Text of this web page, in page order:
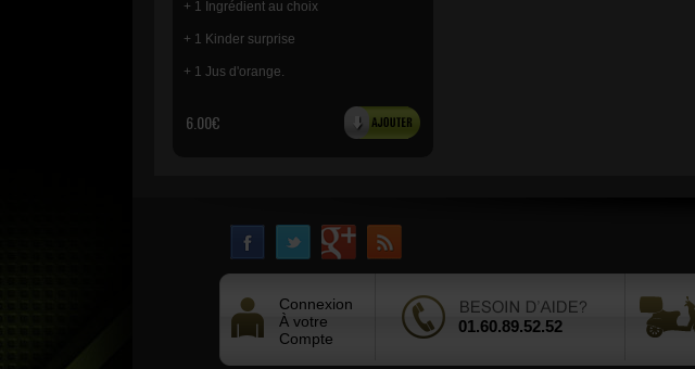
+ 1 Ingrédient au choix
+ 1 Kinder surprise
+ 1 Jus d'orange.
6.00€
Connexion
À votre
Compte
01.60.89.52.52